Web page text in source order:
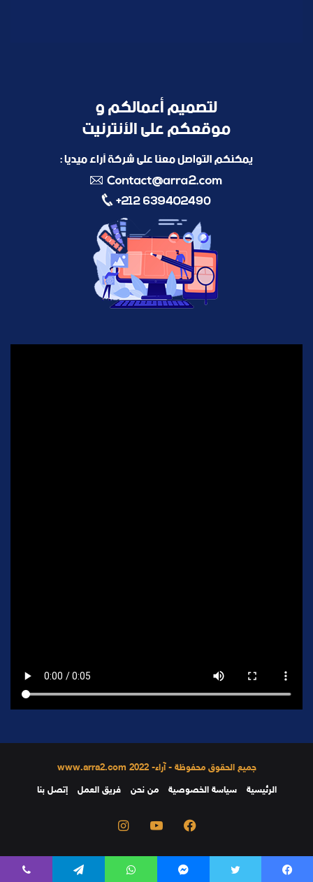
جميع الحقوق محفوظة - آراء- 2022 www.arra2.com
الرئيسية
سياسة الخصوصية من نحن فريق العمل إتصل بنا
فيسبوك يوتيوب